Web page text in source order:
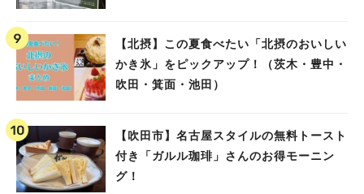
【北摂】この夏食べたい「北摂のおいしい
かき氷」をピックアップ！（茨木・豊中・
吹田・箕面・池田）
【吹田市】名古屋スタイルの無料トースト
付き「ガルル珈琲」さんのお得モーニン
グ！